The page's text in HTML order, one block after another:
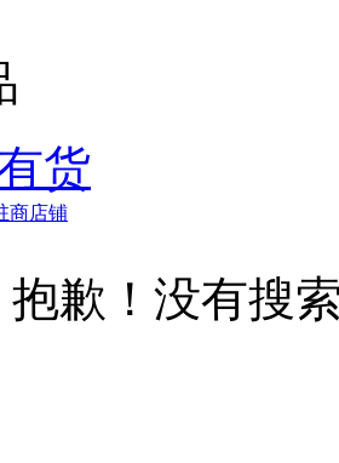
货
商店铺
抱歉！没有搜